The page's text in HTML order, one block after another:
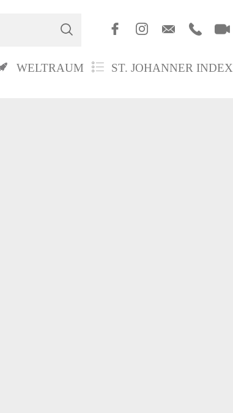
WELTRAUM ST. JOHANNER INDEX